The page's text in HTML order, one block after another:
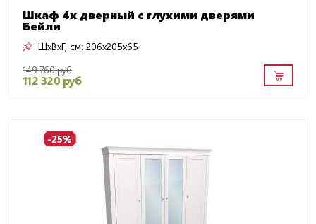
Шкаф 4х дверный с глухими дверями
Бейли
ШxВxГ, см: 206x205x65
149 760 руб
112 320 руб
-25%